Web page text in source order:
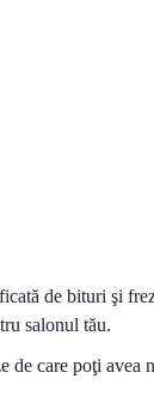
de bituri şi
salonul tău.
de care poţi avea